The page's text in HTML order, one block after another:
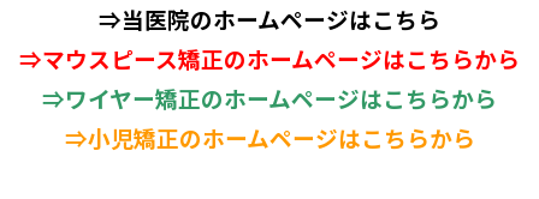
⇒当医院のホームページはこちら
⇒マウスピース矯正のホームページはこちらから
⇒ワイヤー矯正のホームページはこちらから
⇒小児矯正のホームページはこちらから